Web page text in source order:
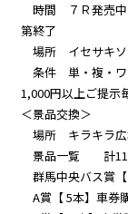
時間 ７Ｒ発売
第終了
場所 イセサキソ
条件 単・複・ワ
1,000円以上ご提示
＜景品交換＞
場所 キラキラ
景品一覧 計
群馬中央バス賞
A賞【 5本】車券